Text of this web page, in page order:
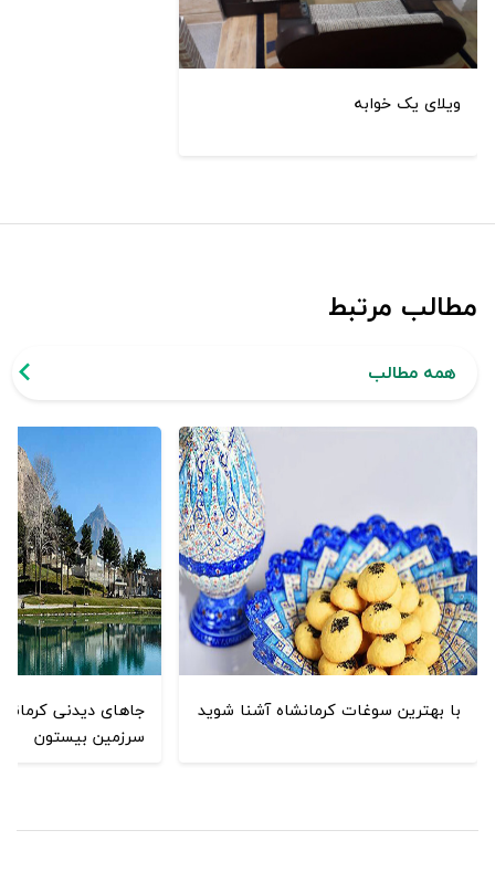
ویلای یک خوابه
مطالب مرتبط
همه مطالب
با بهترین سوغات کرمانشاه آشنا شوید
جاهای دیدنی
سرزمین بیستون